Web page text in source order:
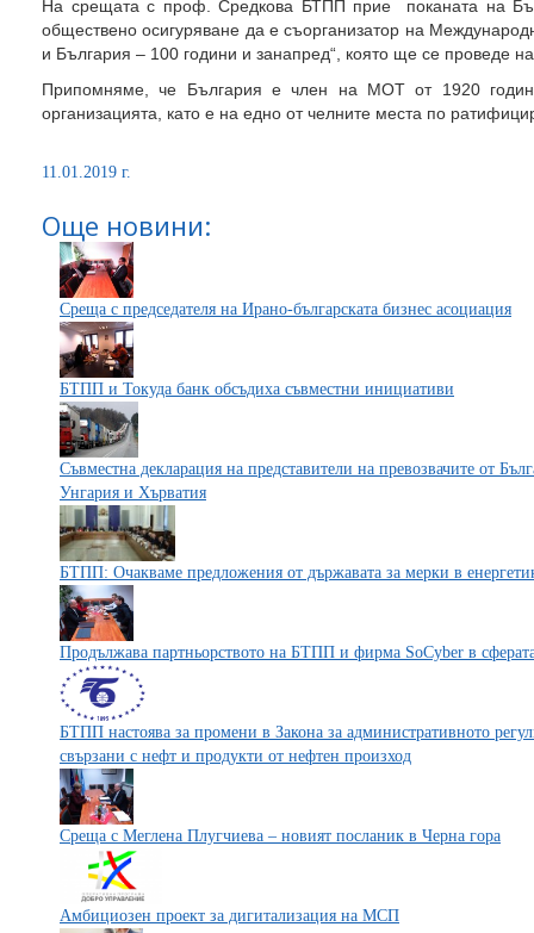
На срещата с проф. Средкова БТПП прие поканата на
обществено осигуряване да е съорганизатор на
и България – 100 години и занапред“, която ще се проведе
Припомняме, че България е член на МОТ от 1920
организацията, като е на едно от челните места по
11.01.2019 г.
Още новини:
Среща с председателя на Ирано-българската бизнес асоциация
БТПП и Токуда банк обсъдиха съвместни инициативи
Съвместна декларация на представители на превозвачите от
Унгария и Хърватия
БТПП: Очакваме предложения от държавата за мерки в
Продължава партньорството на БТПП и фирма SoCyber в
БТПП настоява за промени в Закона за административното
свързани с нефт и продукти от нефтен произход
Среща с Меглена Плугчиева – новият посланик в Черна гора
Амбициозен проект за дигитализация на МСП